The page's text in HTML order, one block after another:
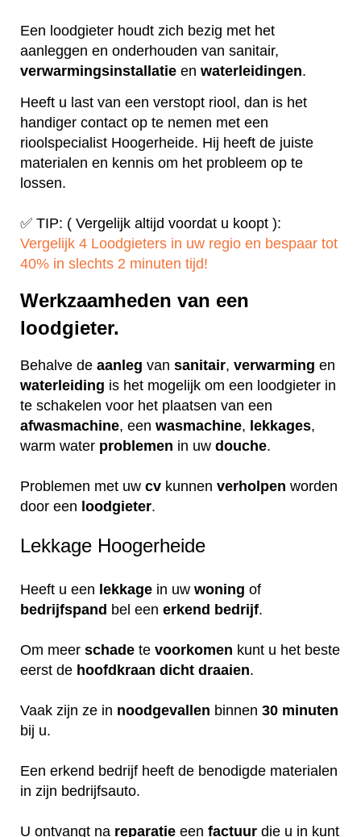
Een loodgieter houdt zich bezig met het
aanleggen en onderhouden van sanitair,
verwarmingsinstallatie en waterleidingen.
Heeft u last van een verstopt riool, dan is het
handiger contact op te nemen met een
rioolspecialist Hoogerheide. Hij heeft de juiste
materialen en kennis om het probleem op te
lossen.
✅ TIP: ( Vergelijk altijd voordat u koopt ):
Vergelijk 4 Loodgieters in uw regio en bespaar tot
40% in slechts 2 minuten tijd!
Werkzaamheden van een
loodgieter.
Behalve de aanleg van sanitair, verwarming en
waterleiding is het mogelijk om een loodgieter in
te schakelen voor het plaatsen van een
afwasmachine, een wasmachine, lekkages,
warm water problemen in uw douche.
Problemen met uw cv kunnen verholpen worden
door een loodgieter.
Lekkage Hoogerheide
Heeft u een lekkage in uw woning of
bedrijfspand bel een erkend bedrijf.
Om meer schade te voorkomen kunt u het beste
eerst de hoofdkraan dicht draaien.
Vaak zijn ze in noodgevallen binnen 30 minuten
bij u.
Een erkend bedrijf heeft de benodigde materialen
in zijn bedrijfsauto.
U ontvangt na reparatie een factuur die u in kunt